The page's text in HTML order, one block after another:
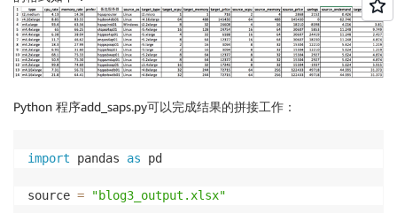
Python 程序add_saps.py可以完成结果的拼接工作：
import pandas as pd
source = "blog3_output.xlsx"